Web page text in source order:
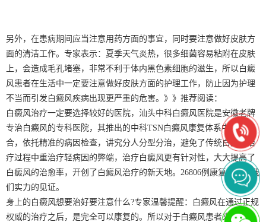
另外，在患病期间应当注意用药方面的事宜，同时要注意做好皮肤方
面的清洁工作。专家表示：夏季天气炎热，很多细菌容易粘附在皮肤
上，会造成毛孔堵塞，非常不利于体内黑色素细胞的滋生，所以白癜
风患者在生活中一定要注意做好皮肤方面的护理工作，防止因为护理
不当而引发白癜风疾病出现更严重的危害。》》推荐阅读：
白癜风治疗一定要选择较好的医院，汕头中科白癜风医院是安徽老牌
专治白癜风的专科医院，其推出的中科TSN白癜风康复体系中西医结
合，依托精准的病因检查，讲究分人分型分治，避免了传统白癜风治
疗过程中重治疗轻病因的弊端，治疗白癜风更有针对性，大大提高了
白癜风的治愈率，开创了白癜风治疗的新天地。26806例康复患者是我
们实力的见证。
身上的白癜风想要治好要注意什么?专家温馨提醒：白癜风在通过正规
权威的治疗之后，是完全可以康复的。所以对于白癜风患者来说，在